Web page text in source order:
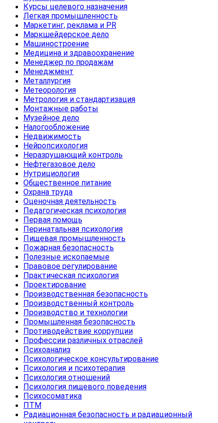
Курсы целевого назначения
Легкая промышленность
Маркетинг, реклама и PR
Маркшейдерское дело
Машиностроение
Медицина и здравоохранение
Менеджер по продажам
Менеджмент
Металлургия
Метеорология
Метрология и стандартизация
Монтажные работы
Музейное дело
Налогообложение
Недвижимость
Нейропсихология
Неразрушающий контроль
Нефтегазовое дело
Нутрициология
Общественное питание
Охрана труда
Оценочная деятельность
Педагогическая психология
Первая помощь
Перинатальная психология
Пищевая промышленность
Пожарная безопасность
Полезные ископаемые
Правовое регулирование
Практическая психология
Проектирование
Производственная безопасность
Производственный контроль
Производство и технологии
Промышленная безопасность
Противодействие коррупции
Профессии различных отраслей
Психоанализ
Психологическое консультирование
Психология и психотерапия
Психология отношений
Психология пищевого поведения
Психосоматика
ПТМ
Радиационная безопасность и радиационный